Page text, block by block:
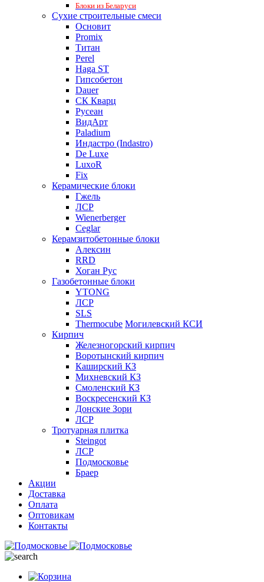
Блоки из Беларуси
Сухие строительные смеси
Основит
Promix
Титан
Perel
Haga ST
Гипсобетон
Dauer
СК Кварц
Русеан
ВидАрт
Paladium
Индастро (Indastro)
De Luxe
LuxoR
Fix
Керамические блоки
Гжель
ЛСР
Wienerberger
Ceglar
Керамзитобетонные блоки
Алексин
RRD
Хоган Рус
Газобетонные блоки
YTONG
ЛСР
SLS
Thermocube Могилевский КСИ
Кирпич
Железногорский кирпич
Воротынский кирпич
Каширский КЗ
Михневский КЗ
Смоленский КЗ
Воскресенский КЗ
Донские Зори
ЛСР
Тротуарная плитка
Steingot
ЛСР
Подмосковье
Браер
Акции
Доставка
Оплата
Оптовикам
Контакты